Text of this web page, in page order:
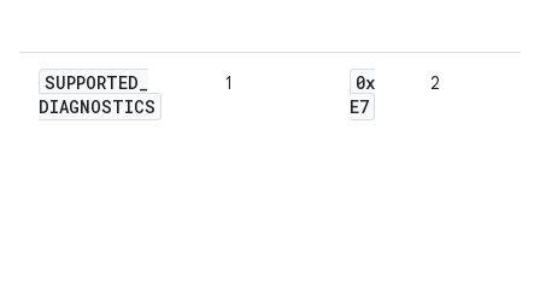
SUPPORTED_
DIAGNOSTICS
1
0x
E7
2